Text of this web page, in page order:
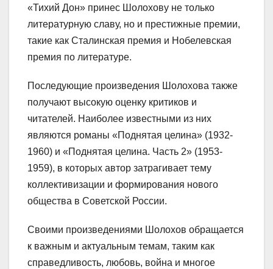
«Тихий Дон» принес Шолохову не только
литературную славу, но и престижные премии,
такие как Сталинская премия и Нобелевская
премия по литературе.
Последующие произведения Шолохова также
получают высокую оценку критиков и
читателей. Наиболее известными из них
являются романы «Поднятая целина» (1932-
1960) и «Поднятая целина. Часть 2» (1953-
1959), в которых автор затрагивает тему
коллективизации и формирования нового
общества в Советской России.
Своими произведениями Шолохов обращается
к важным и актуальным темам, таким как
справедливость, любовь, война и многое